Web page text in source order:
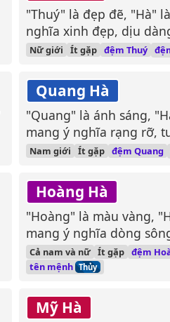
"Thuý" là đẹp đẽ, "Hà"
nghĩa xinh đẹp, dịu
Nữ giới Ít gặp đệm Thuý
Quang Hà
"Quang" là ánh sáng,
mang ý nghĩa rạng rỡ,
Nam giới Ít gặp đệm Quang
Hoàng Hà
"Hoàng" là màu vàng,
mang ý nghĩa dòng
uy.
Cả nam và nữ Ít gặp đệm
tên mệnh Thủy
Mỹ Hà